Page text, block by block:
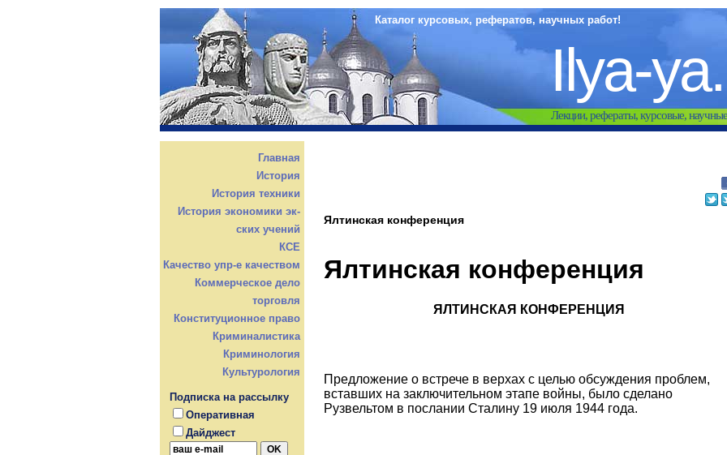
Каталог курсовых, рефератов, научных работ!
Ilya-
Лекции, рефераты, курсовые,
Главная
История
История техники
История экономики эк-
ских учений
КСЕ
Качество упр-е качеством
Коммерческое дело
торговля
Конституционное право
Криминалистика
Криминология
Культурология
Подписка на рассылку
Оперативная
Дайджест
Ялтинская конференция
Ялтинская конференция
ЯЛТИНСКАЯ КОНФЕРЕНЦИЯ
Предложение о встрече в верхах с целью обсуждения проблем,
вставших на заключительном этапе войны, было сделано
Рузвельтом в послании Сталину 19 июля 1944 года.